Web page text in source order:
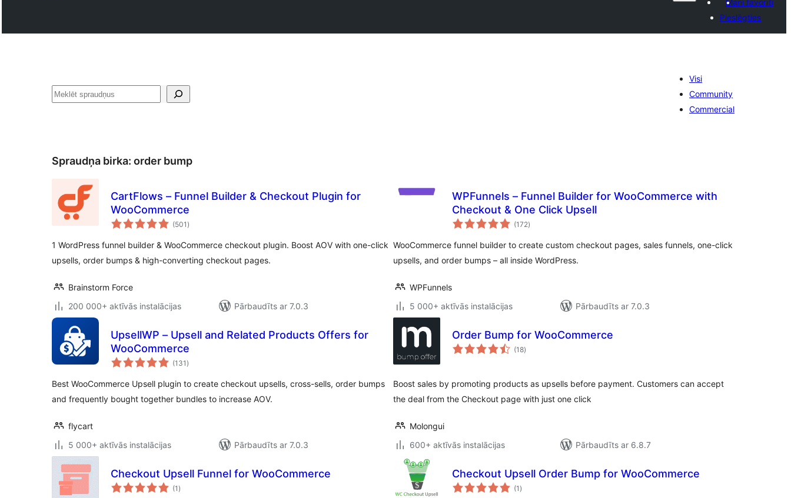
Mani favorīti
Pieslēgties
Meklēt
Visi
Community
Commercial
Spraudņa birka: order bump
CartFlows – Funnel Builder & Checkout Plugin for
WooCommerce
(501 vērtējumu
kopsumma
)
1 WordPress funnel builder & WooCommerce checkout plugin. Boost AOV with one-click
upsells, order bumps & high-converting checkout pages.
Brainstorm Force
200 000+ aktīvās instalācijas
Pārbaudīts ar 7.0.3
WPFunnels – Funnel Builder for WooCommerce with
Checkout & One Click Upsell
(172vērtējumu
kopsumma
)
WooCommerce funnel builder to create custom checkout pages, sales funnels, one-click
upsells, and order bumps – all inside WordPress.
WPFunnels
5 000+ aktīvās instalācijas
Pārbaudīts ar 7.0.3
UpsellWP – Upsell and Related Products Offers for
WooCommerce
(131 vērtējumu
kopsumma
)
Best WooCommerce Upsell plugin to create checkout upsells, cross-sells, order bumps
and frequently bought together bundles to increase AOV.
flycart
5 000+ aktīvās instalācijas
Pārbaudīts ar 7.0.3
Order Bump for WooCommerce
(18vērtējumu
kopsumma
)
Boost sales by promoting products as upsells before payment. Customers can accept
the deal from the Checkout page with just one click
Molongui
600+ aktīvās instalācijas
Pārbaudīts ar 6.8.7
Checkout Upsell Funnel for WooCommerce
(1 vērtējumu
kopsumma
)
Checkout Upsell Order Bump for WooCommerce
(1 vērtējumu
kopsumma
)